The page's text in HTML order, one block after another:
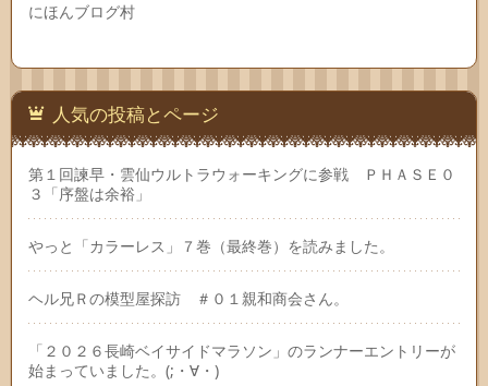
にほんブログ村
人気の投稿とページ
第１回諫早・雲仙ウルトラウォーキングに参戦 ＰＨＡＳＥ０
３「序盤は余裕」
やっと「カラーレス」７巻（最終巻）を読みました。
ヘル兄Ｒの模型屋探訪 ＃０１親和商会さん。
「２０２６長崎ベイサイドマラソン」のランナーエントリーが
始まっていました。(;・∀・)